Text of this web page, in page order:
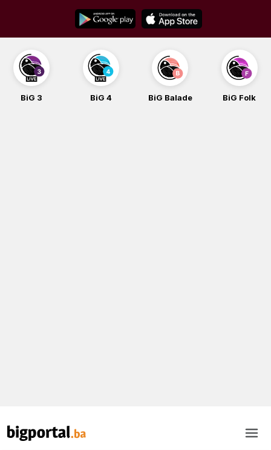
content
BiG 3 BiG 4 BiG Balade BiG Folk